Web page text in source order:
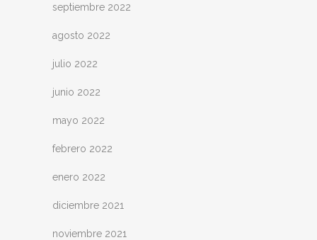
septiembre 2022
agosto 2022
julio 2022
junio 2022
mayo 2022
febrero 2022
enero 2022
diciembre 2021
noviembre 2021